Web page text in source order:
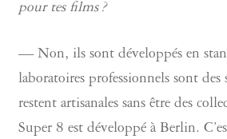
pour tes films ?
— Non, ils sont développés en
laboratoires professionnels sont
restent artisanales sans être des
Super 8 est développé à Berlin.